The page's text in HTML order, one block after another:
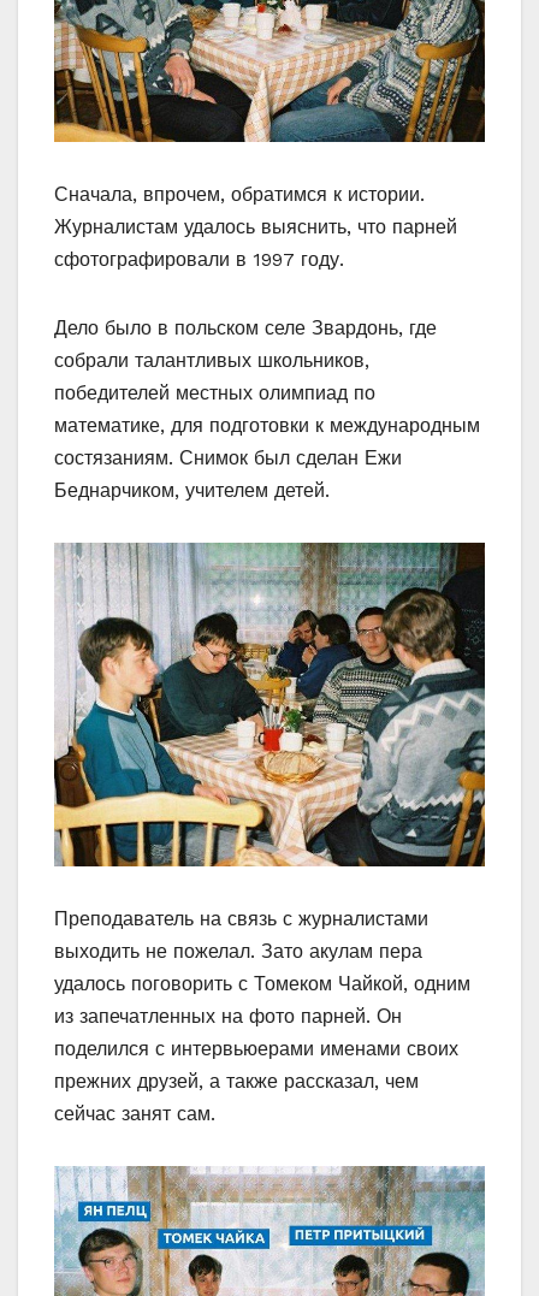
Сначала, впрочем, обратимся к истории.
Журналистам удалось выяснить, что парней
сфотографировали в 1997 году.
Дело было в польском селе Звардонь, где
собрали талантливых школьников,
победителей местных олимпиад по
математике, для подготовки к международным
состязаниям. Снимок был сделан Ежи
Беднарчиком, учителем детей.
Преподаватель на связь с журналистами
выходить не пожелал. Зато акулам пера
удалось поговорить с Томеком Чайкой, одним
из запечатленных на фото парней. Он
поделился с интервьюерами именами своих
прежних друзей, а также рассказал, чем
сейчас занят сам.